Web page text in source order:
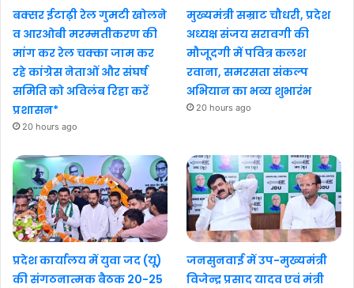
बक्सर ईटाढ़ी रेल गुमटी खोलने
व आरओबी मरम्मतीकरण की
मांग कर रेल चक्का जाम कर
रहे कांग्रेस नेताओं और संघर्ष
समिति को अविलंब रिहा करें
प्रशासन*
20 hours ago
मुख्यमंत्री सम्राट चौधरी, प्रदेश
अध्यक्ष संजय सरावगी की
मौजूदगी में पवित्र कलश
रवाना, समरसता संकल्प
अभियान का भव्य शुभारंभ
20 hours ago
प्रदेश कार्यालय में युवा जद (यू)
की संगठनात्मक बैठक 20-25
जनसुनवाई में उप-मुख्यमंत्री
विजेन्द्र प्रसाद यादव एवं मंत्री